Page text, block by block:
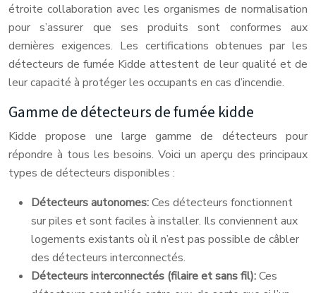
étroite collaboration avec les organismes de normalisation
pour s’assurer que ses produits sont conformes aux
dernières exigences. Les certifications obtenues par les
détecteurs de fumée Kidde attestent de leur qualité et de
leur capacité à protéger les occupants en cas d’incendie.
Gamme de détecteurs de fumée kidde
Kidde propose une large gamme de détecteurs pour
répondre à tous les besoins. Voici un aperçu des principaux
types de détecteurs disponibles :
Détecteurs autonomes:Ces détecteurs fonctionnent
sur piles et sont faciles à installer. Ils conviennent aux
logements existants où il n’est pas possible de câbler
des détecteurs interconnectés.
Détecteurs interconnectés (filaire et sans fil):Ces